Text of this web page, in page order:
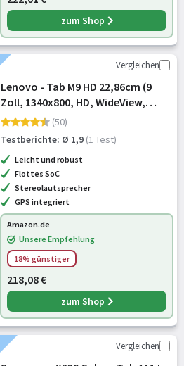
zum Shop
Vergleichen
Lenovo - Tab M9 HD 22,86cm (9
Zoll, 1340x800, HD, WideView,
Touch) Tablet Computer
(MediaTek G80 OC, 3GB RAM, 32GB
SSD, Arm Mali-G52 MC2, Wi-Fi,
Android 12L) g
(50)
Testberichte: Ø 1,9 (1 Test)
Leicht und robust
Flottes SoC
Stereolautsprecher
GPS integriert
Amazon.de
Unsere Empfehlung
18% günstiger
218,08 €
zum Shop
Vergleichen